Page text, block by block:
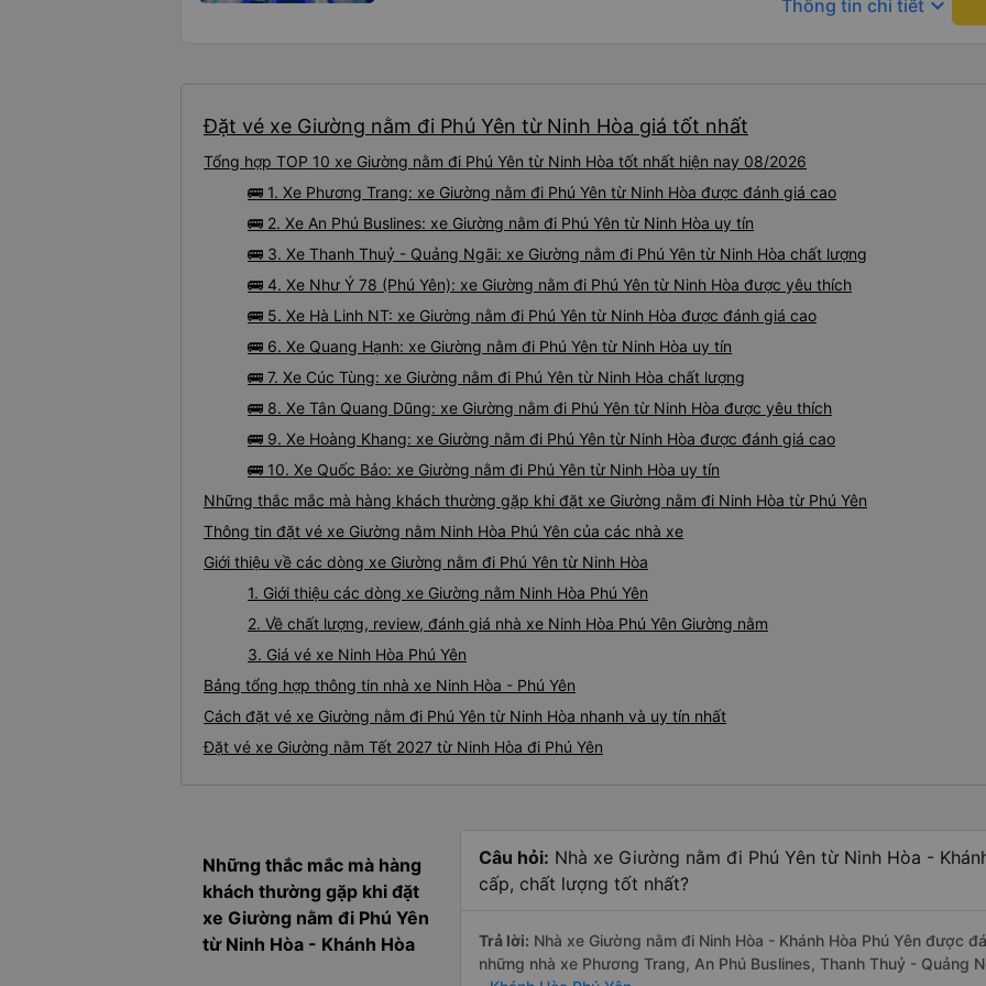
thì bảo bạn ấy liên hệ sđt
(một mình) yêu luôn.
Thông tin chi tiết keyboard_arrow_down
Đặt vé xe Giường nằm đi Phú Yên từ Ninh Hòa giá tốt nhất
Tổng hợp TOP 10 xe Giường nằm đi Phú Yên từ Ninh Hòa tốt nhất hiện nay 08/2026
🚌 1. Xe Phương Trang: xe Giường nằm đi Phú Yên từ Ninh Hòa được đánh giá cao
🚌 2. Xe An Phú Buslines: xe Giường nằm đi Phú Yên từ Ninh Hòa uy tín
🚌 3. Xe Thanh Thuỷ - Quảng Ngãi: xe Giường nằm đi Phú Yên từ Ninh Hòa chất lượng
🚌 4. Xe Như Ý 78 (Phú Yên): xe Giường nằm đi Phú Yên từ Ninh Hòa được yêu thích
🚌 5. Xe Hà Linh NT: xe Giường nằm đi Phú Yên từ Ninh Hòa được đánh giá cao
🚌 6. Xe Quang Hạnh: xe Giường nằm đi Phú Yên từ Ninh Hòa uy tín
🚌 7. Xe Cúc Tùng: xe Giường nằm đi Phú Yên từ Ninh Hòa chất lượng
🚌 8. Xe Tân Quang Dũng: xe Giường nằm đi Phú Yên từ Ninh Hòa được yêu thích
🚌 9. Xe Hoàng Khang: xe Giường nằm đi Phú Yên từ Ninh Hòa được đánh giá cao
🚌 10. Xe Quốc Bảo: xe Giường nằm đi Phú Yên từ Ninh Hòa uy tín
Những thắc mắc mà hàng khách thường gặp khi đặt xe Giường nằm đi Ninh Hòa từ Phú Yên
Thông tin đặt vé xe Giường nằm Ninh Hòa Phú Yên của các nhà xe
Giới thiệu về các dòng xe Giường nằm đi Phú Yên từ Ninh Hòa
1. Giới thiệu các dòng xe Giường nằm Ninh Hòa Phú Yên
2. Về chất lượng, review, đánh giá nhà xe Ninh Hòa Phú Yên Giường nằm
3. Giá vé xe Ninh Hòa Phú Yên
Bảng tổng hợp thông tin nhà xe Ninh Hòa - Phú Yên
Cách đặt vé xe Giường nằm đi Phú Yên từ Ninh Hòa nhanh và uy tín nhất
Đặt vé xe Giường nằm Tết 2027 từ Ninh Hòa đi Phú Yên
Những thắc mắc mà hàng
khách thường gặp khi đặt
xe Giường nằm đi Phú Yên
từ Ninh Hòa - Khánh Hòa
Câu hỏi: Nhà xe Giường nằm đi Phú Yên từ Ninh Hòa -
cấp, chất lượng tốt nhất?
Trả lời: Nhà xe Giường nằm đi Ninh Hòa - Khánh Hòa Phú Yên được
những nhà xe Phương Trang, An Phú Buslines, Thanh Thuỷ - Quảng